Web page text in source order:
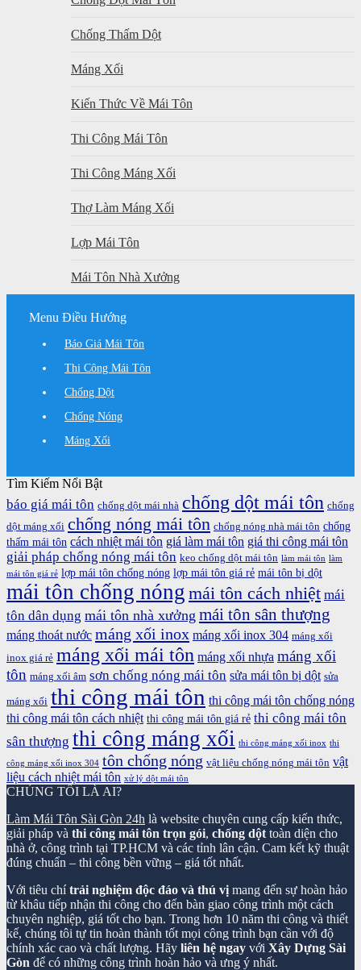
Chống Thấm Dột
Máng Xối
Kiến Thức Về Mái Tôn
Thi Công Mái Tôn
Thi Công Máng Xối
Thợ Làm Máng Xối
Lợp Mái Tôn
Mái Tôn Nhà Xưởng
Menu Điều Hướng
Báo Giá Mái Tôn
Thi Công Mái Tôn
Chống Dột
Chống Nóng
Máng Xối
Tìm Kiếm Nổi Bật
báo giá mái tôn chống dột mái nhà chống dột mái tôn chống
dột máng xối chống nóng mái tôn chống nóng nhà mái tôn chống
thấm mái tôn cách nhiệt mái tôn giá làm mái tôn giá thi công mái tôn
giải pháp chống nóng mái tôn keo chống dột mái tôn làm mái tôn làm
mái tôn giá rẻ lợp mái tôn chống nóng lợp mái tôn giá rẻ mái tôn bị dột
mái tôn chống nóng mái tôn cách nhiệt mái
tôn dân dụng mái tôn nhà xưởng mái tôn sân thượng
máng thoát nước máng xối inox máng xối inox 304 máng xối
inox giá rẻ máng xối mái tôn máng xối nhựa máng xối
tôn máng xối âm sơn chống nóng mái tôn sửa mái tôn bị dột sửa
máng xối thi công mái tôn thi công mái tôn chống nóng
thi công mái tôn cách nhiệt thi công mái tôn giá rẻ thi công mái tôn
sân thượng thi công máng xối thi công máng xối inox thi
công máng xối inox 304 tôn chống nóng vật liệu chống nóng mái tôn vật
liệu cách nhiệt mái tôn xử lý dột mái tôn
CHÚNG TÔI LÀ AI?
Làm Mái Tôn Sài Gòn 24h là website chuyên cung cấp kiến thức,
giải pháp và thi công mái tôn trọn gói, chống dột toàn diện cho
nhà ở, công trình tại TP.HCM và các tỉnh lân cận. Cam kết kỹ thuật
đúng chuẩn – thi công bền vững – giá tốt nhất.
Với tiêu chítrải nghiệm độc đáo và thú vị mang đến sự hoàn hảo
từ khâu tiếp nhận thi công cho đến bàn giao công trình một cách
chuyên nghiệp, giá tốt cho bạn. Trong hơn 10 năm thi công và thiết
kế, chúng tôi tự tin hoàn thành tốt mọi công trình bạn cần với độ
chính xác cao và chất lượng. Hãy liên hệ ngay với Xây Dựng Sài
Gòn để có những công trình hoàn hảo và ưng ý nhất.